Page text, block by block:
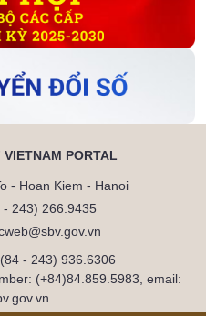
PORTAL
- Hoan Kiem - Hanoi
243) 266.9435
- 243) 936.6306
(+84)84.859.5983, email: